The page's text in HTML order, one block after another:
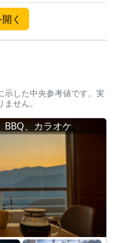
く
示した中央参考値です。実
せん。
BBQ、カラオケ